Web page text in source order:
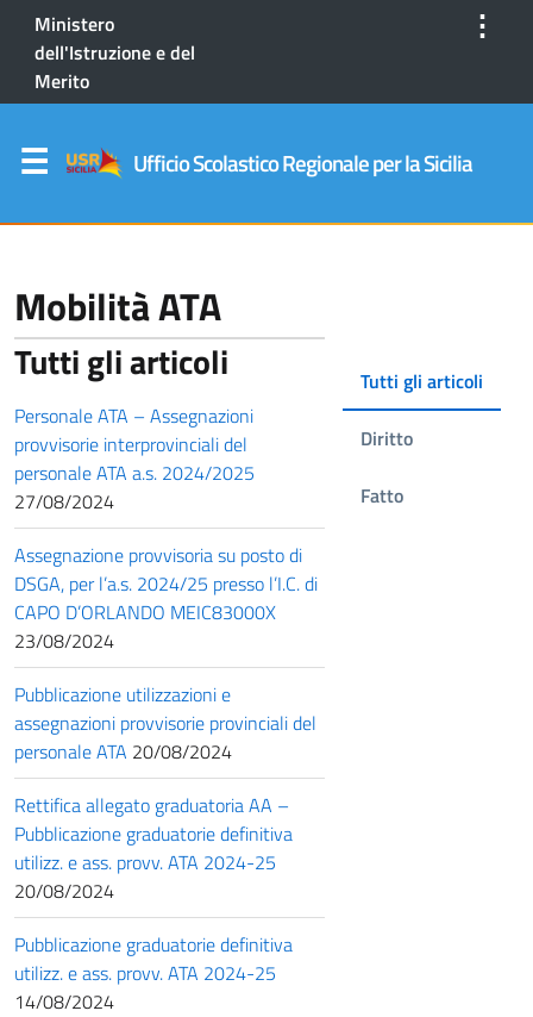
Ministero
dell'Istruzione e del
Merito
⋮
Ufficio Scolastico Regionale per la Sicilia
Mobilità ATA
Tutti gli articoli
Diritto
Fatto
Tutti gli articoli
Personale ATA – Assegnazioni
provvisorie interprovinciali del
personale ATA a.s. 2024/2025
27/08/2024
Assegnazione provvisoria su posto di
DSGA, per l’a.s. 2024/25 presso l’I.C. di
CAPO D’ORLANDO MEIC83000X
23/08/2024
Pubblicazione utilizzazioni e
assegnazioni provvisorie provinciali del
personale ATA 20/08/2024
Rettifica allegato graduatoria AA –
Pubblicazione graduatorie definitiva
utilizz. e ass. provv. ATA 2024-25
20/08/2024
Pubblicazione graduatorie definitiva
utilizz. e ass. provv. ATA 2024-25
14/08/2024